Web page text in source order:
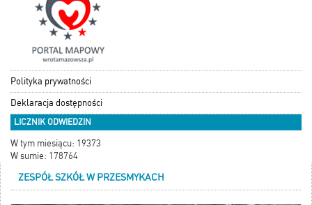
Polityka prywatności
Deklaracja dostępności
LICZNIK ODWIEDZIN
W tym miesiącu: 19373
W sumie: 178764
ZESPÓŁ SZKÓŁ W PRZESMYKACH